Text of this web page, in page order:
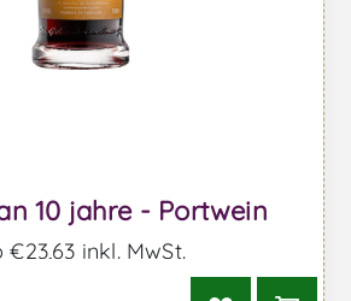
10 jahre - Portwein
€23,63 inkl. MwSt.